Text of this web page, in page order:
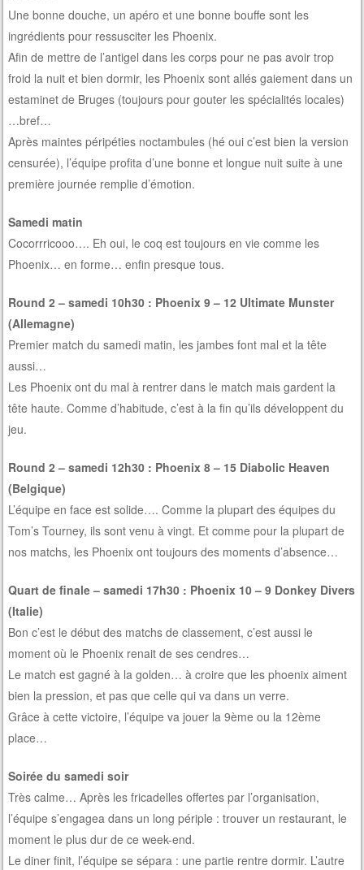
Une bonne douche, un apéro et une bonne bouffe sont les
ingrédients pour ressusciter les Phoenix.
Afin de mettre de l’antigel dans les corps pour ne pas avoir trop
froid la nuit et bien dormir, les Phoenix sont allés gaiement dans un
estaminet de Bruges (toujours pour gouter les spécialités locales)
…bref…
Après maintes péripéties noctambules (hé oui c’est bien la version
censurée), l’équipe profita d’une bonne et longue nuit suite à une
première journée remplie d’émotion.
Samedi matin
Cocorrricooo…. Eh oui, le coq est toujours en vie comme les
Phoenix… en forme… enfin presque tous.
Round 2 – samedi 10h30 : Phoenix 9 – 12 Ultimate Munster
(Allemagne)
Premier match du samedi matin, les jambes font mal et la tête
aussi…
Les Phoenix ont du mal à rentrer dans le match mais gardent la
tête haute. Comme d’habitude, c’est à la fin qu’ils développent du
jeu.
Round 2 – samedi 12h30 : Phoenix 8 – 15 Diabolic Heaven
(Belgique)
L’équipe en face est solide…. Comme la plupart des équipes du
Tom’s Tourney, ils sont venu à vingt. Et comme pour la plupart de
nos matchs, les Phoenix ont toujours des moments d’absence…
Quart de finale – samedi 17h30 : Phoenix 10 – 9 Donkey Divers
(Italie)
Bon c’est le début des matchs de classement, c’est aussi le
moment où le Phoenix renait de ses cendres…
Le match est gagné à la golden… à croire que les phoenix aiment
bien la pression, et pas que celle qui va dans un verre.
Grâce à cette victoire, l’équipe va jouer la 9ème ou la 12ème
place…
Soirée du samedi soir
Très calme… Après les fricadelles offertes par l’organisation,
l’équipe s’engagea dans un long périple : trouver un restaurant, le
moment le plus dur de ce week-end.
Le diner finit, l’équipe se sépara : une partie rentre dormir. L’autre